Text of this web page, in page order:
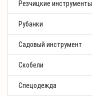
Резчицкие инструменты
Рубанки
Садовый инструмент
Скобели
Спецодежда